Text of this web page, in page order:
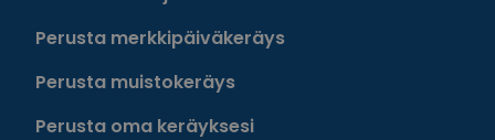
Perusta merkkipäiväkeräys
Perusta muistokeräys
Perusta oma keräyksesi